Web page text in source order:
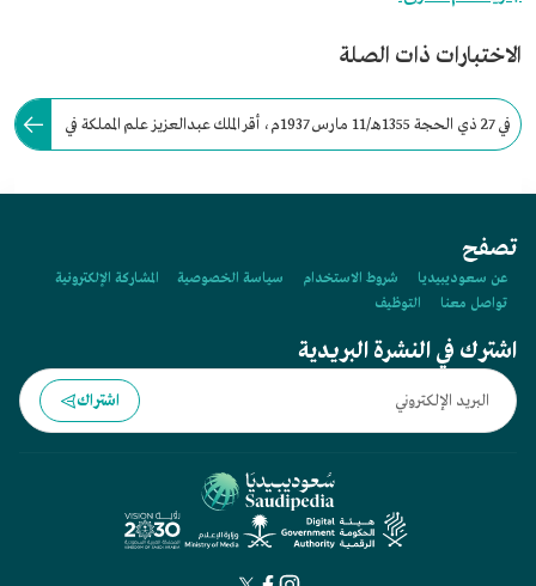
الاختبارات ذات الصلة
في 27 ذي الحجة 1355هـ/11 مارس 1937م، أقر الملك عبدالعزيز علم المملكة في
تصفح
عن سعوديبيديا شروط الاستخدام سياسة الخصوصية
المشاركة الإلكترونية
تواصل معنا
التوظيف
اشترك في النشرة البريدية
اشتراك